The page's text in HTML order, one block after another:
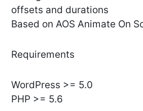
offsets and durations
Based on AOS Animate On
Requirements
WordPress >= 5.0
PHP >= 5.6